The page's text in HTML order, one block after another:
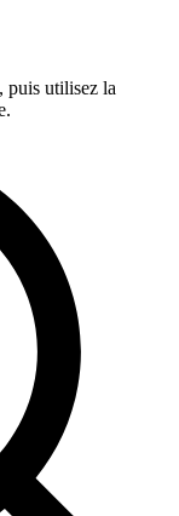
puis utilisez la